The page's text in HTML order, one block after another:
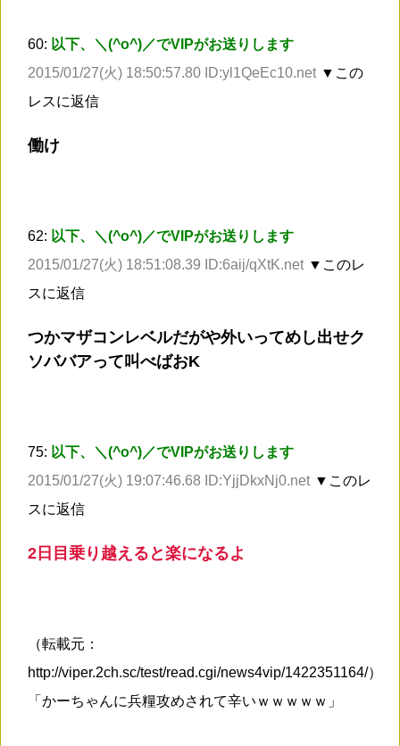
60: 以下、＼(^o^)／でVIPがお送りします
2015/01/27(火) 18:50:57.80 ID:yl1QeEc10.net ▼この
レスに返信
働け
62: 以下、＼(^o^)／でVIPがお送りします
2015/01/27(火) 18:51:08.39 ID:6aij/qXtK.net ▼このレ
スに返信
つかマザコンレベルだがや外いってめし出せク
ソババアって叫べばおK
75: 以下、＼(^o^)／でVIPがお送りします
2015/01/27(火) 19:07:46.68 ID:YjjDkxNj0.net ▼このレ
スに返信
2日目乗り越えると楽になるよ
（転載元：
http://viper.2ch.sc/test/read.cgi/news4vip/1422351164/）
「かーちゃんに兵糧攻めされて辛いｗｗｗｗｗ」